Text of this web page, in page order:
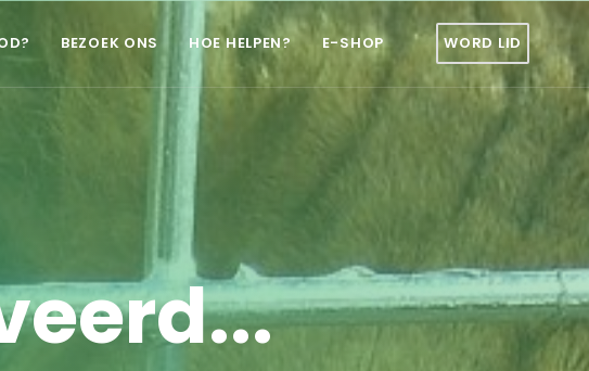
BEZOEK ONS HOE HELPEN? E-SHOP WORD LID